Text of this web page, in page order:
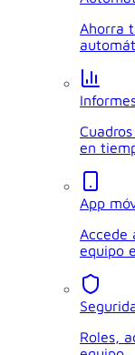
Ahorra
en
App
Accede
equipo
Roles,